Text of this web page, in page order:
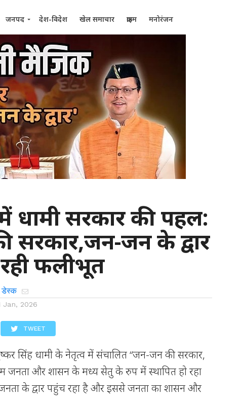
जनपद देश-विदेश खेल समाचार क्राइम मनोरंजन
धामी सरकार की पहल:
सरकार,जन-जन के द्वार
फलीभूत
डेस्क
Jan, 2026
TWEET
सिंह धामी के नेतृत्व में संचालित “जन-जन की सरकार,
जनता और शासन के मध्य सेतु के रुप में स्थापित हो रहा
के द्वार पहुंच रहा है और इससे जनता का शासन और